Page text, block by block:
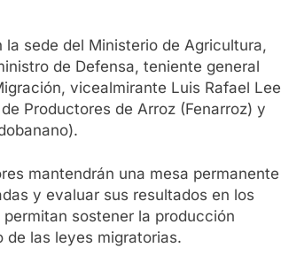
sede del Ministerio de Agricultura,
de Defensa, teniente general
vicealmirante Luis Rafael Lee
Productores de Arroz (Fenarroz) y
mantendrán una mesa permanente
y evaluar sus resultados en los
sostener la producción
las leyes migratorias.